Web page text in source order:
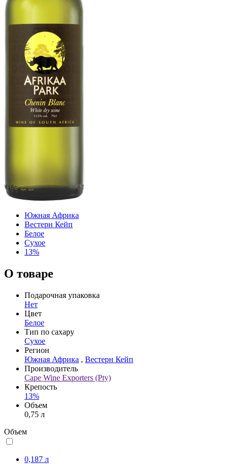
Южная Африка
Вестерн Кейп
Белое
Сухое
13%
О товаре
Подарочная упаковка
Нет
Цвет
Белое
Тип по сахару
Сухое
Регион
Южная Африка , Вестерн Кейп
Производитель
Cape Wine Exporters (Pty)
Крепость
13%
Объем
0,75 л
Объем
0,187 л